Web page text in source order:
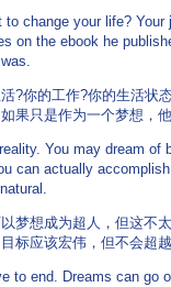
change your life?
on the ebook he
?你的工作?你的生活状
果只是作为一个梦想，
You may dream of
can actually
梦想成为超人，但这不
标应该宏伟，但不会超
to end. Dreams can go